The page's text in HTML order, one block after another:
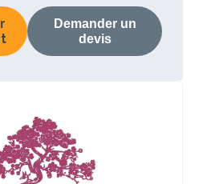
Demander un
devis